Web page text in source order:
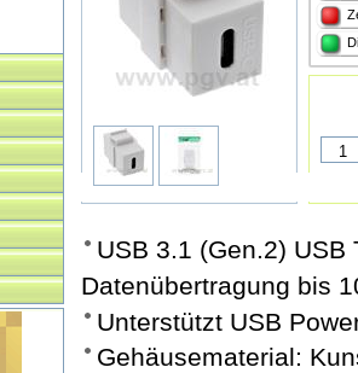
USB 3.1 (Gen.2)
Datenübertragung bis
Unterstützt USB
Gehäusematerial: